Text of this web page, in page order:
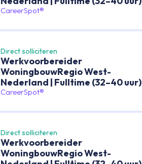
CareerSpot®
Direct solliciteren
Werkvoorbereider
WoningbouwRegio West-
Nederland | Fulltime (32–40 uur)
CareerSpot®
Direct solliciteren
Werkvoorbereider
WoningbouwRegio West-